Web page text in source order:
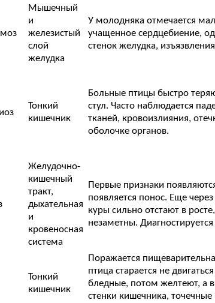
Мышечный
и
железистый
слой
желудка
У молодняка отмечается
учащенное сердцебиение,
стенок желудка,
Тонкий
кишечник
Больные птицы быстро
стул. Часто наблюдается
тканей, кровоизлияния,
оболочке органов.
Желудочно-
кишечный
тракт,
дыхательная
и
кровеносная
система
Первые признаки
появляется понос. Еще
куры сильно отстают в
незаметны.
Тонкий
кишечник
Поражается
птица старается не
бледные, потом желтеют, а
стенки кишечника,